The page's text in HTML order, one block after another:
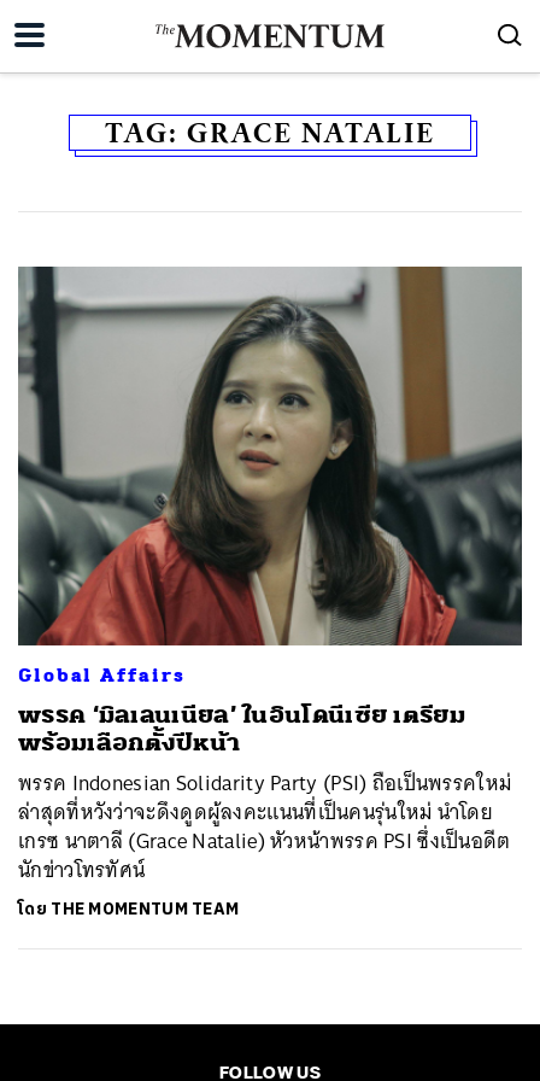
TAG: GRACE NATALIE
Global Affairs
พรรค ‘มิลเลนเนียล’ ในอินโดนีเซีย เตรียม
พร้อมเลือกตั้งปีหน้า
พรรค Indonesian Solidarity Party (PSI) ถือเป็นพรรคใหม่
ล่าสุดที่หวังว่าจะดึงดูดผู้ลงคะแนนที่เป็นคนรุ่นใหม่ นำโดย
เกรซ นาตาลี (Grace Natalie) หัวหน้าพรรค PSI ซึ่งเป็นอดีต
นักข่าวโทรทัศน์
โดย THE MOMENTUM TEAM
FOLLOW US
ค้นหา
SHARE TWEET LINE EMAIL